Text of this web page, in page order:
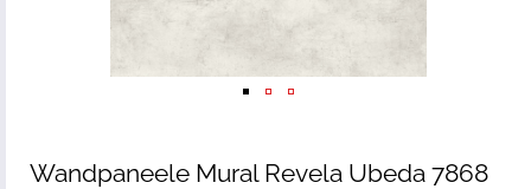
Wandpaneele Mural Revela Ubeda 7868